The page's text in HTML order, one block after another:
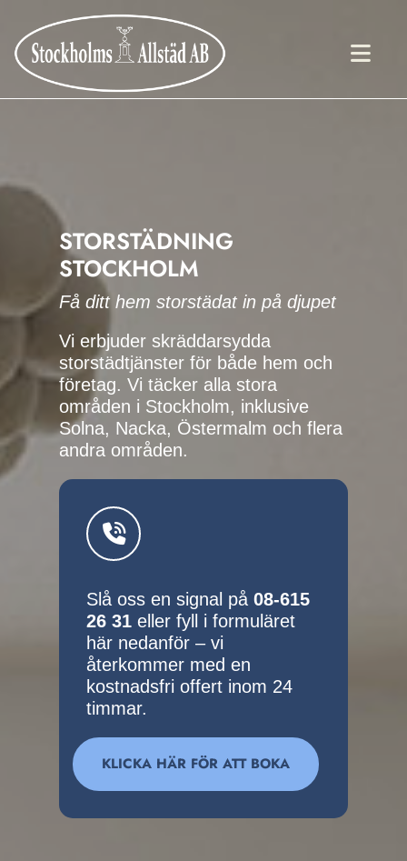
STORSTÄDNING
STOCKHOLM
Få ditt hem storstädat in på djupet
Vi erbjuder skräddarsydda
storstädtjänster för både hem och
företag. Vi täcker alla stora
områden i Stockholm, inklusive
Solna, Nacka, Östermalm och flera
andra områden.
Slå oss en signal på 08-615
26 31 eller fyll i formuläret
här nedanför – vi
återkommer med en
kostnadsfri offert inom 24
timmar.
KLICKA HÄR FÖR ATT BOKA